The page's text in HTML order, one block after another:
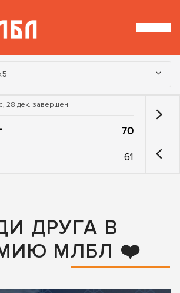
28 дек. завершен
70
61
ДРУГА В
МЛБЛ ❤️